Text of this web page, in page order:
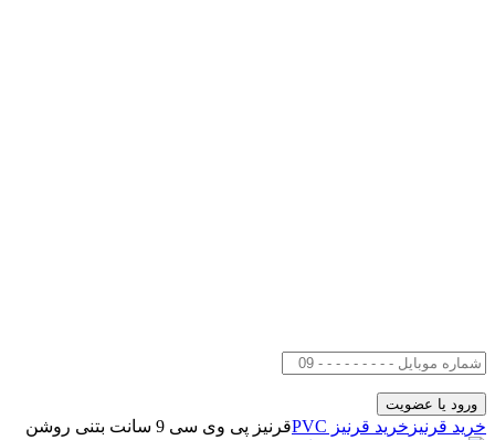
خرید قرنیز خرید قرنیز PVC قرنیز پی وی سی 9 سانت بتنی روشن